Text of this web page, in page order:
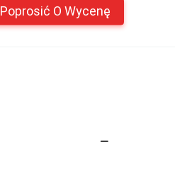
Poprosić O Wycenę